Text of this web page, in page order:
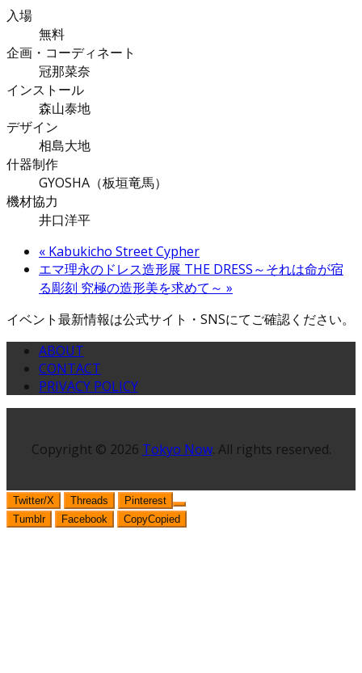
入場
無料
企画・コーディネート
冠那菜奈
インストール
森山泰地
デザイン
相島大地
什器制作
GYOSHA（板垣竜馬）
機材協力
井口洋平
« Kabukicho Street Cypher
エマ理永のドレス造形展 THE DRESS～それは命が宿
る彫刻 究極の造形美を求めて～ »
イベント最新情報は公式サイト・SNSにてご確認ください。
ABOUT
CONTACT
PRIVACY POLICY
Copyright © 2026 Tokyo Now. All rights reserved.
Twitter/X Threads
Pinterest
Tumblr
Facebook CopyCopied